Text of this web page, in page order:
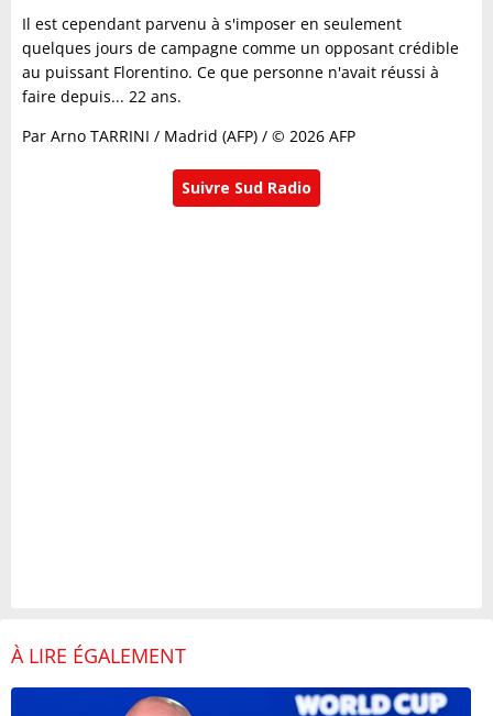
Il est cependant parvenu à s'imposer en seulement
quelques jours de campagne comme un opposant crédible
au puissant Florentino. Ce que personne n'avait réussi à
faire depuis... 22 ans.
Par Arno TARRINI / Madrid (AFP) / © 2026 AFP
Suivre Sud Radio
À LIRE ÉGALEMENT